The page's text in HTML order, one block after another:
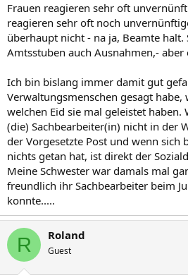
Frauen reagieren sehr oft
reagieren sehr oft noch
überhaupt nicht - na ja, Beamte halt.
Amtsstuben auch Ausnahmen,- aber
Ich bin bislang immer damit gut
Verwaltungsmenschen gesagt habe,
welchen Eid sie mal geleistet haben.
(die) Sachbearbeiter(in) nicht in der
der Vorgesetzte Post und wenn sich
nichts getan hat, ist direkt der
Meine Schwester war damals mal
freundlich ihr Sachbearbeiter beim
konnte.....
R Roland
Guest